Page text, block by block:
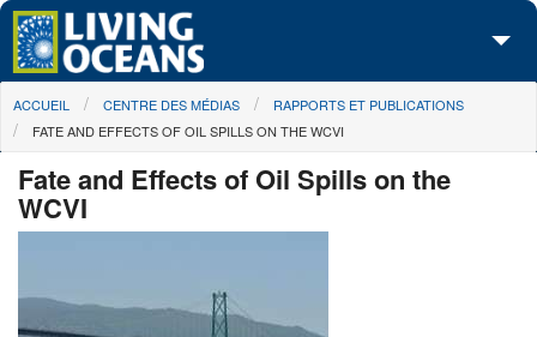
Skip to main content
À propos de nous
Centre des Médias
Passez à l'action
You are here
ACCUEIL CENTRE DES MÉDIAS
RAPPORTS ET PUBLICATIONS
FATE AND EFFECTS OF OIL SPILLS ON THE WCVI
Fate and Effects of Oil Spills on the
WCVI